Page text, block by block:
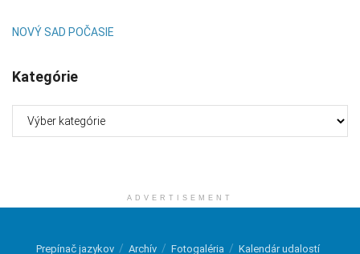
NOVÝ SAD POČASIE
Kategórie
ADVERTISEMENT
Prepínač jazykov Archív Fotogaléria Kalendár udalostí